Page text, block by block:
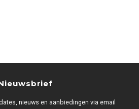
nieuws en aanbiedingen via email